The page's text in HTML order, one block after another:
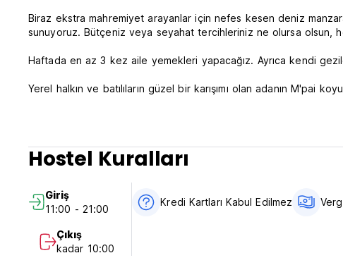
Biraz ekstra mahremiyet arayanlar için nefes kesen deniz
sunuyoruz. Bütçeniz veya seyahat tercihleriniz ne olursa olsun,
Haftada en az 3 kez aile yemekleri yapacağız. Ayrıca kendi
Yerel halkın ve batılıların güzel bir karışımı olan adanın M'pai
Biz mekanımızı yeni açan Danimarkalı bir çiftiz. Görüşürüz
İptal politikası: Varıştan 3 gün önce. Geç iptal veya
tahsil edilecektir.
Resepsiyon saatleri: 09:00 - 19.00.
13:00-21:00 saatleri arasında check-in yapın.
Hostel Kuralları
Giriş
11:00 - 21:00
Çıkış
kadar 10:00
Kredi Kartları Kabul Edilmez